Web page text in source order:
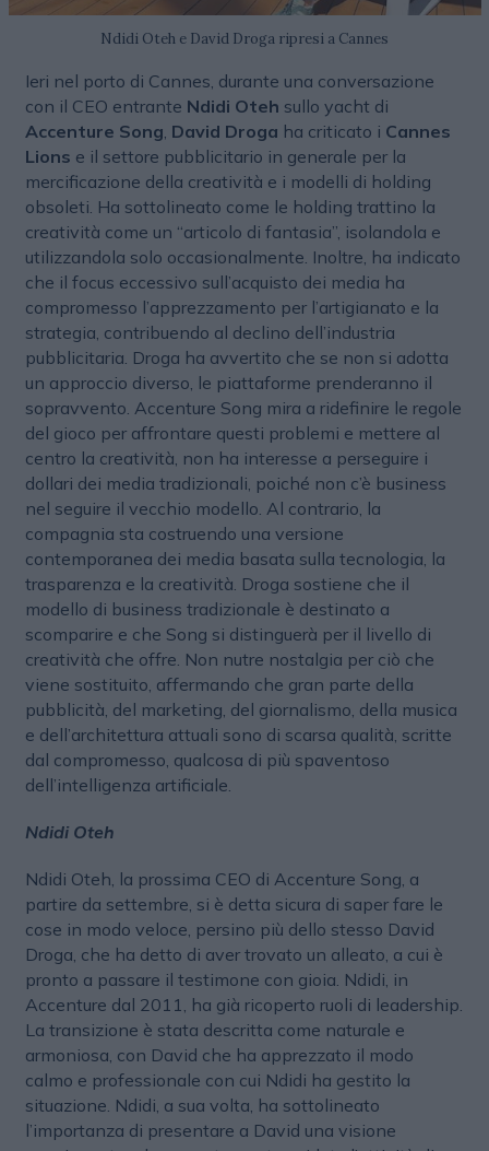
Ndidi Oteh e David Droga ripresi a Cannes
Ieri nel porto di Cannes, durante una conversazione
con il CEO entrante Ndidi Oteh sullo yacht di
Accenture Song David Droga ha criticato i Cannes
Lions e il settore pubblicitario in generale per la
mercificazione della creatività e i modelli di holding
obsoleti. Ha sottolineato come le holding trattino la
creatività come un “articolo di fantasia”, isolandola e
utilizzandola solo occasionalmente. Inoltre, ha indicato
che il focus eccessivo sull’acquisto dei media ha
compromesso l’apprezzamento per l’artigianato e la
strategia, contribuendo al declino dell’industria
pubblicitaria. Droga ha avvertito che se non si adotta
un approccio diverso, le piattaforme prenderanno il
sopravvento. Accenture Song mira a ridefinire le regole
del gioco per affrontare questi problemi e mettere al
centro la creatività, non ha interesse a perseguire i
dollari dei media tradizionali, poiché non c’è business
nel seguire il vecchio modello. Al contrario, la
compagnia sta costruendo una versione
contemporanea dei media basata sulla tecnologia, la
trasparenza e la creatività. Droga sostiene che il
modello di business tradizionale è destinato a
scomparire e che Song si distinguerà per il livello di
creatività che offre. Non nutre nostalgia per ciò che
viene sostituito, affermando che gran parte della
pubblicità, del marketing, del giornalismo, della musica
e dell’architettura attuali sono di scarsa qualità, scritte
dal compromesso, qualcosa di più spaventoso
dell’intelligenza artificiale.
Ndidi Oteh
Ndidi Oteh, la prossima CEO di Accenture Song, a
partire da settembre, si è detta sicura di saper fare le
cose in modo veloce, persino più dello stesso David
Droga, che ha detto di aver trovato un alleato, a cui è
pronto a passare il testimone con gioia. Ndidi, in
Accenture dal 2011, ha già ricoperto ruoli di leadership.
La transizione è stata descritta come naturale e
armoniosa, con David che ha apprezzato il modo
calmo e professionale con cui Ndidi ha gestito la
situazione. Ndidi, a sua volta, ha sottolineato
l’importanza di presentare a David una visione